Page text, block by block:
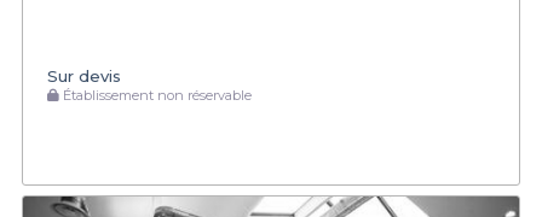
Sur devis
Établissement non réservable